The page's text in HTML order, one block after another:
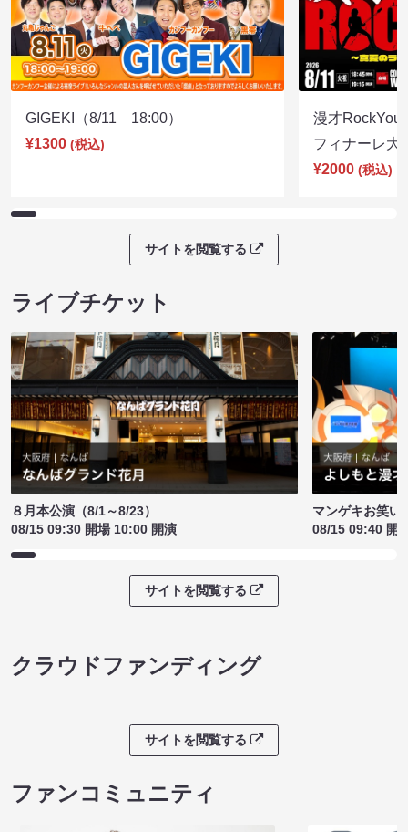
GIGEKI（8/11 18:00）
¥1300 (税込)
漫才RockYou
フィナーレ
¥2000 (税込)
サイトを閲覧する
ライブチケット
８月本公演（8/1～8/23）
08/15 09:30 開場 10:00 開演
マンゲキお笑い
08/15 09:40 開
サイトを閲覧する
クラウドファンディング
サイトを閲覧する
ファンコミュニティ